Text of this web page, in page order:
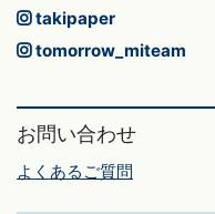
takipaper
tomorrow_miteam
お問い合わせ
よくあるご質問